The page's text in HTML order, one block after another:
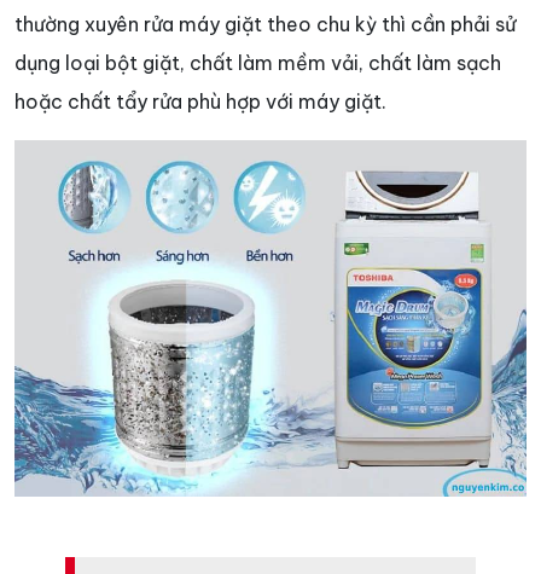
thường xuyên rửa máy giặt theo chu kỳ thì cần phải sử
dụng loại bột giặt, chất làm mềm vải, chất làm sạch
hoặc chất tẩy rửa phù hợp với máy giặt.